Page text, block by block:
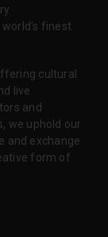
finest
cultural
live
and
we uphold our
and exchange
form of